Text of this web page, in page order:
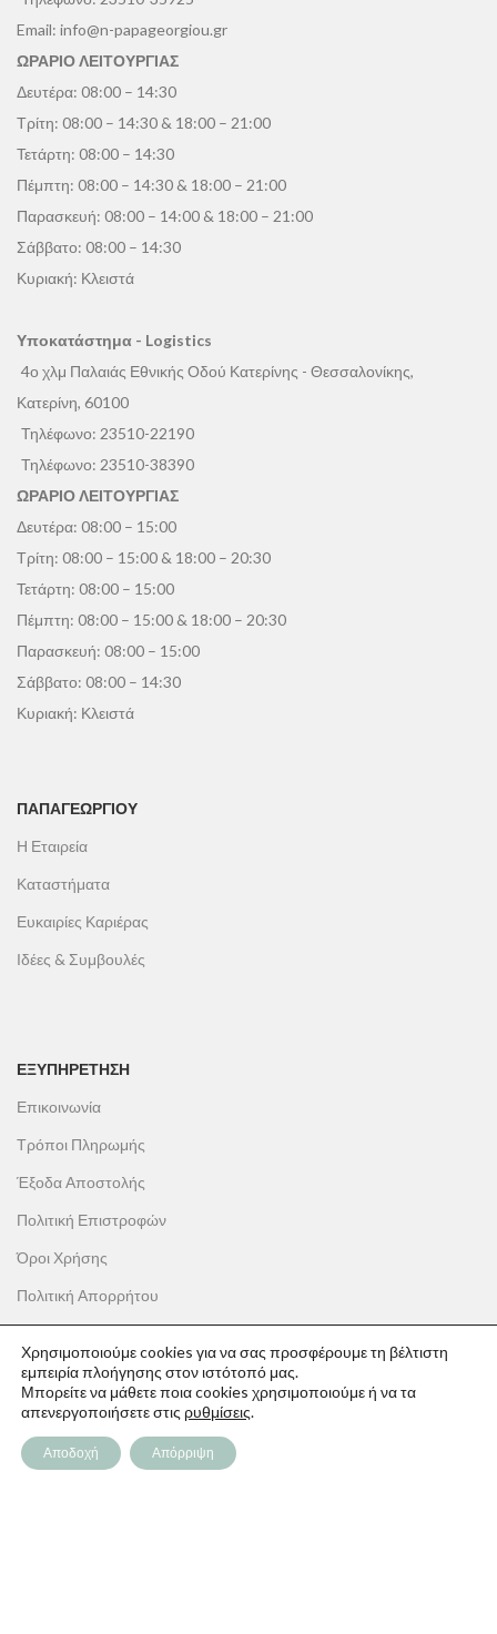
Email: info@n-papageorgiou.gr
ΩΡΑΡΙΟ ΛΕΙΤΟΥΡΓΙΑΣ
Δευτέρα: 08:00 – 14:30
Τρίτη: 08:00 – 14:30 & 18:00 – 21:00
Τετάρτη: 08:00 – 14:30
Πέμπτη: 08:00 – 14:30 & 18:00 – 21:00
Παρασκευή: 08:00 – 14:00 & 18:00 – 21:00
Σάββατο: 08:00 – 14:30
Κυριακή: Κλειστά
Υποκατάστημα - Logistics
4ο χλμ Παλαιάς Εθνικής Οδού Κατερίνης - Θεσσαλονίκης,
Κατερίνη, 60100
Τηλέφωνο: 23510-22190
Τηλέφωνο: 23510-38390
ΩΡΑΡΙΟ ΛΕΙΤΟΥΡΓΙΑΣ
Δευτέρα: 08:00 – 15:00
Τρίτη: 08:00 – 15:00 & 18:00 – 20:30
Τετάρτη: 08:00 – 15:00
Πέμπτη: 08:00 – 15:00 & 18:00 – 20:30
Παρασκευή: 08:00 – 15:00
Σάββατο: 08:00 – 14:30
Κυριακή: Κλειστά
ΠΑΠΑΓΕΩΡΓΊΟΥ
Η Εταιρεία
Καταστήματα
Ευκαιρίες Καριέρας
Ιδέες & Συμβουλές
ΕΞΥΠΗΡΕΤΗΣΗ
Επικοινωνία
Τρόποι Πληρωμής
Έξοδα Αποστολής
Πολιτική Επιστροφών
Όροι Χρήσης
Πολιτική Απορρήτου
ΟΙ ΑΓΟΡΕΣ ΣΟΥ
Ο λογαριασμός μου
Χρησιμοποιούμε cookies για να σας προσφέρουμε τη βέλτιστη
εμπειρία πλοήγησης στον ιστότοπό μας.
Μπορείτε να μάθετε ποια cookies χρησιμοποιούμε ή να τα
απενεργοποιήσετε στις ρυθμίσεις.
Αποδοχή Απόρριψη